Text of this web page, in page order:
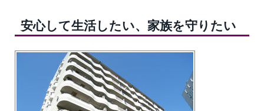
安心して生活したい、家族を守りたい